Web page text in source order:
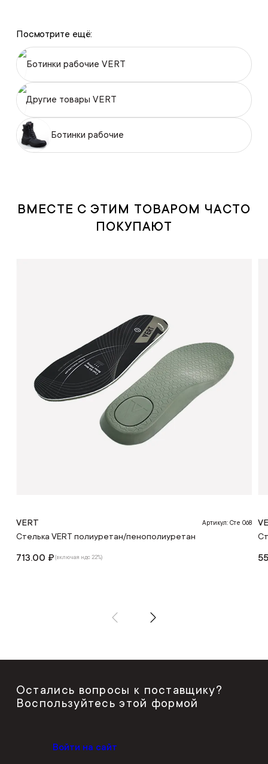
Посмотрите ещё:
Ботинки рабочие VERT
Другие товары VERT
Ботинки рабочие
ВМЕСТЕ С ЭТИМ ТОВАРОМ ЧАСТО
ПОКУПАЮТ
VERT Артикул: Сте 068
Стелька VERT полиуретан/пенополиуретан
713.00 ₽(включая ндс 22%)
Остались вопросы к поставщику?
Воспользуйтесь этой формой
Войти на сайт